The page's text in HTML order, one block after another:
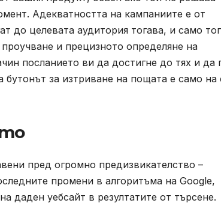
Адекватността на кампаниите е от
до целевата аудитория тогава, и само
и прецизното определяне на
посланието ви да достигне до тях и да
бутонът за изтриване на пощата е само на
пред огромно предизвикателство –
промени в алгоритъма на Google,
даден уебсайт в резултатите от търсене.